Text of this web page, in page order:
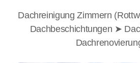
Dachreinigung Zimmern
Dachbeschichtungen ➤